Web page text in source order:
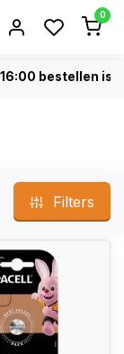
0
bestellen is
Filters